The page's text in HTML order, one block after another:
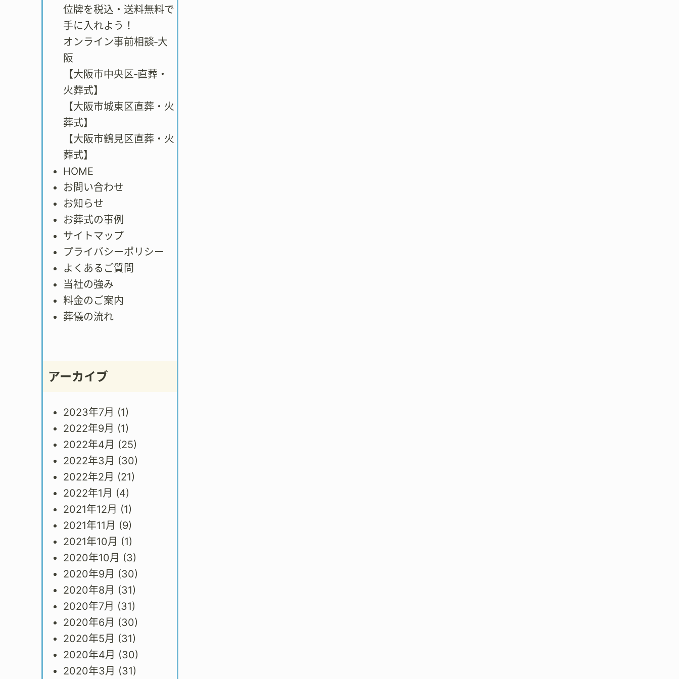
位牌を税込・送料無料で
手に入れよう！
オンライン事前相談‐大
阪
【大阪市中央区‐直葬・
火葬式】
【大阪市城東区直葬・火
葬式】
【大阪市鶴見区直葬・火
葬式】
HOME
お問い合わせ
お知らせ
お葬式の事例
サイトマップ
プライバシーポリシー
よくあるご質問
当社の強み
料金のご案内
葬儀の流れ
アーカイブ
2023年7月 (1)
2022年9月 (1)
2022年4月 (25)
2022年3月 (30)
2022年2月 (21)
2022年1月 (4)
2021年12月 (1)
2021年11月 (9)
2021年10月 (1)
2020年10月 (3)
2020年9月 (30)
2020年8月 (31)
2020年7月 (31)
2020年6月 (30)
2020年5月 (31)
2020年4月 (30)
2020年3月 (31)